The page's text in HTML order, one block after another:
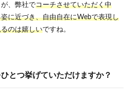
、弊社でコーチさせていただく中
に近づき、自由自在にWebで表現し
のは嬉しいですね。
とつ挙げていただけますか？